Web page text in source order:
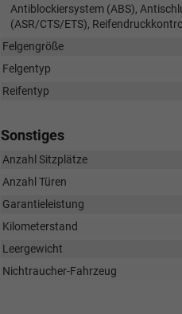
Antiblockiersystem (ABS),
(ASR/CTS/ETS),
Felgengröße
Felgentyp
Reifentyp
Sonstiges
Anzahl Sitzplätze
Anzahl Türen
Garantieleistung
Kilometerstand
Leergewicht
Nichtraucher-Fahrzeug